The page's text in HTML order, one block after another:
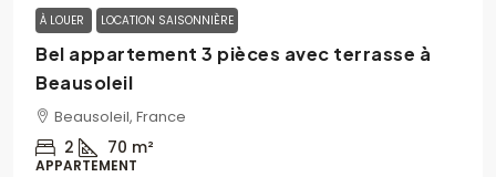
À LOUER LOCATION SAISONNIÈRE
Bel appartement 3 pièces avec terrasse à
Beausoleil
Beausoleil, France
2 70 m²
APPARTEMENT